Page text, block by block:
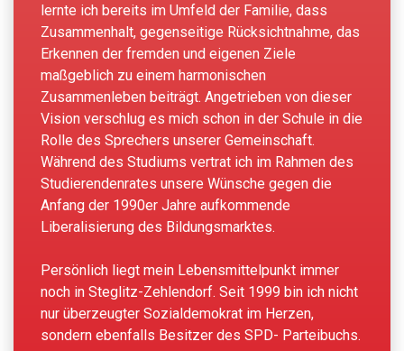
lernte ich bereits im Umfeld der Familie, dass
Zusammenhalt, gegenseitige Rücksichtnahme, das
Erkennen der fremden und eigenen Ziele
maßgeblich zu einem harmonischen
Zusammenleben beiträgt. Angetrieben von dieser
Vision verschlug es mich schon in der Schule in die
Rolle des Sprechers unserer Gemeinschaft.
Während des Studiums vertrat ich im Rahmen des
Studierendenrates unsere Wünsche gegen die
Anfang der 1990er Jahre aufkommende
Liberalisierung des Bildungsmarktes.
Persönlich liegt mein Lebensmittelpunkt immer
noch in Steglitz-Zehlendorf. Seit 1999 bin ich nicht
nur überzeugter Sozialdemokrat im Herzen,
sondern ebenfalls Besitzer des SPD- Parteibuchs.